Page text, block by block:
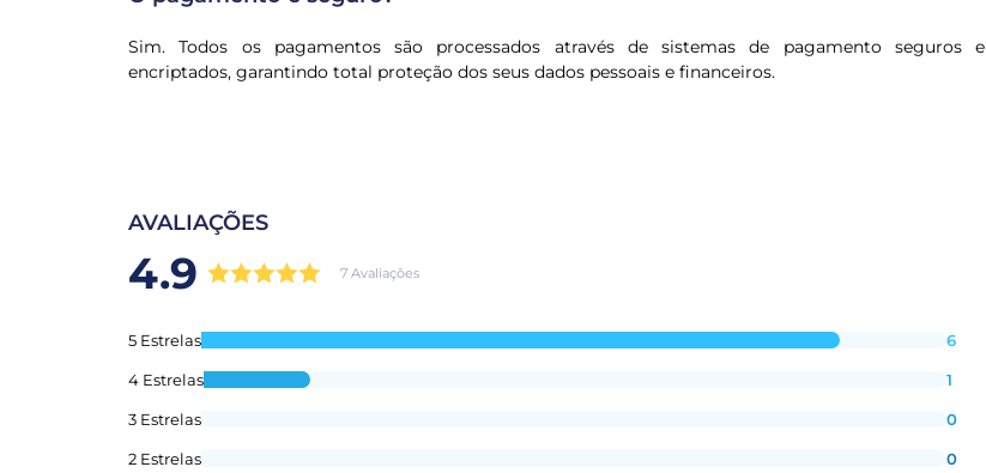
Sim. Todos os pagamentos são processados através de sistemas de pagamento seguros e
encriptados, garantindo total proteção dos seus dados pessoais e financeiros.
AVALIAÇÕES
4.9 7 Avaliações
5 Estrelas 6
4 Estrelas 1
3 Estrelas 0
2 Estrelas 0